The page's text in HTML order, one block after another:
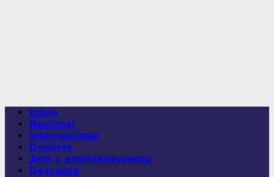
Menú
principal
Inicio
Nacional
Internacional
Deporte
Arte y entretenimiento
Descubre